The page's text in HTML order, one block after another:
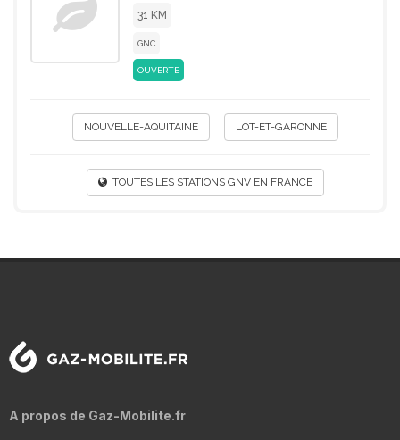
31 KM
GNC
OUVERTE
NOUVELLE-AQUITAINE LOT-ET-GARONNE
TOUTES LES STATIONS GNV EN FRANCE
A propos de Gaz-Mobilite.fr